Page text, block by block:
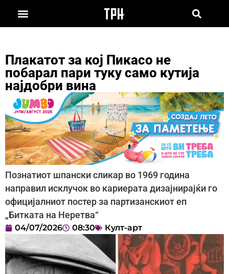
Плакатот за кој Пикасо не
побарал пари туку само кутија
најдобри вина
Познатиот шпански сликар во 1969 година
направил исклучок во кариерата дизајнирајќи го
официјалниот постер за партизанскиот еп
„Битката на Неретва“
04/07/2026 08:30 Култ-арт